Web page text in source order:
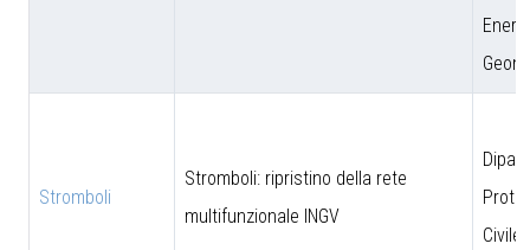
Stromboli
Stromboli: ripristino della rete
multifunzionale INGV
Civile